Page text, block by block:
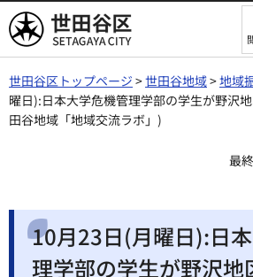
世田谷区
世田谷区トップページ >世田谷地域>地域
曜日):日本大学危機管理学部の学生が野沢
田谷地域「地域交流ラボ」)
最
10月23日(月曜日):日
理学部の学生が野沢地